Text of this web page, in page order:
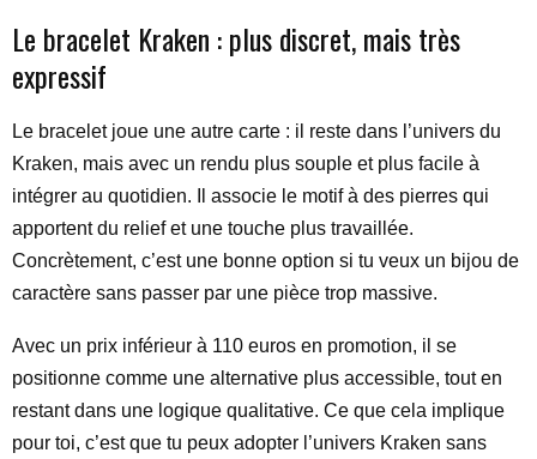
Le bracelet Kraken : plus discret, mais très
expressif
Le bracelet joue une autre carte : il reste dans l’univers du
Kraken, mais avec un rendu plus souple et plus facile à
intégrer au quotidien. Il associe le motif à des pierres qui
apportent du relief et une touche plus travaillée.
Concrètement, c’est une bonne option si tu veux un bijou de
caractère sans passer par une pièce trop massive.
Avec un prix inférieur à 110 euros en promotion, il se
positionne comme une alternative plus accessible, tout en
restant dans une logique qualitative. Ce que cela implique
pour toi, c’est que tu peux adopter l’univers Kraken sans